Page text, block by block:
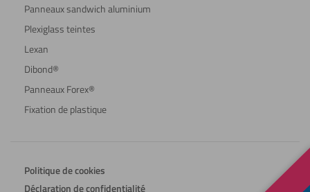
Panneaux sandwich aluminium
Plexiglass teintes
Lexan
Dibond®
Panneaux Forex®
Fixation de plastique
Politique de cookies
Déclaration de confidentialité